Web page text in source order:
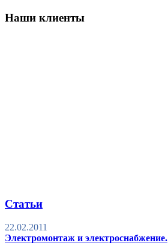
Наши клиенты
Статьи
22.02.2011
Электромонтаж и электроснабжение.